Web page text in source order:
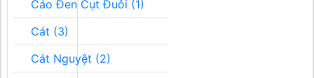
Cáo Đen Cụt Đuôi (1)
Cát (3)
Cát Nguyệt (2)